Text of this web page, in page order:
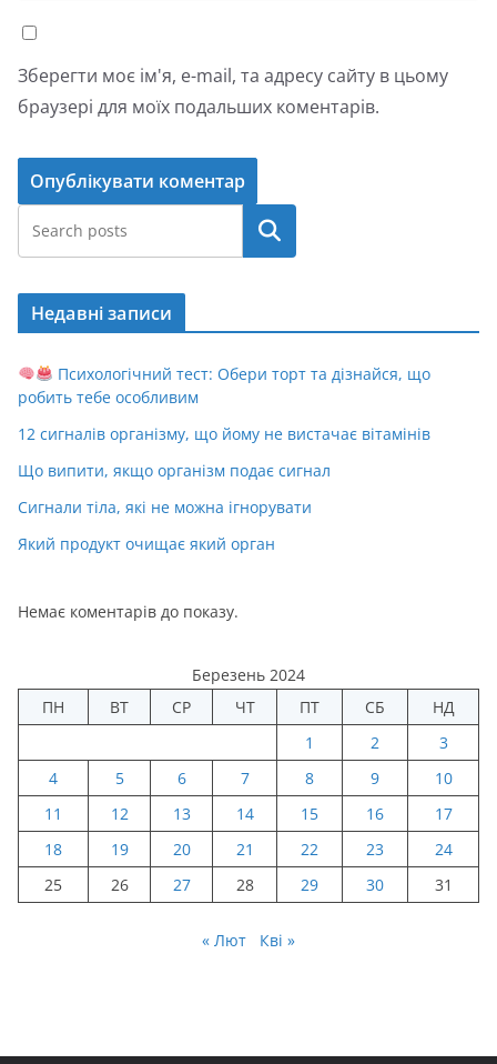
Зберегти моє ім'я, e-mail, та адресу сайту в цьому
браузері для моїх подальших коментарів.
Пошук
Недавні записи
Психологічний тест: Обери торт та дізнайся, що
робить тебе особливим
12 сигналів організму, що йому не вистачає вітамінів
Що випити, якщо організм подає сигнал
Сигнали тіла, які не можна ігнорувати
Який продукт очищає який орган
Немає коментарів до показу.
Березень 2024
ПН
ВТ СР ЧТ ПТ СБ
НД
1
2
3
4
5 6 7 8 9
10
11
12 13 14 15 16
17
18
19 20 21 22 23
24
25
26 27 28 29 30 31
« Лют Кві »